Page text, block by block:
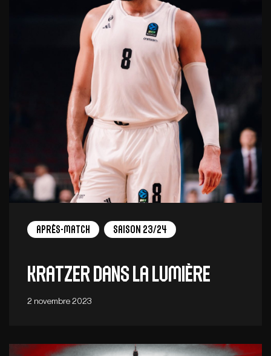
Après-match Saison 23/24
Kratzer dans la lumière
2 novembre 2023